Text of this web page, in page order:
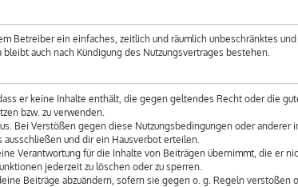
Betreiber ein einfaches, zeitlich und räumlich unbeschränktes
auch nach Kündigung des Nutzungsvertrages bestehen.
er keine Inhalte enthält, die gegen geltendes Recht oder die
bzw. zu verwenden.
Bei Verstößen gegen diese Nutzungsbedingungen oder
und dir ein Hausverbot erteilen.
Verantwortung für die Inhalte von Beiträgen übernimmt, die er
jederzeit zu löschen oder zu sperren.
Beiträge abzuändern, sofern sie gegen o. g. Regeln